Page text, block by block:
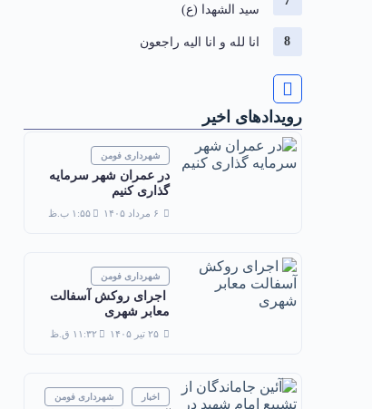
سید الشهدا (ع)
انا لله و انا الیه راجعون
رویدادهای اخیر
شهرداری فومن
در عمران شهر سرمایه
گذاری کنیم
۶ مرداد ۱۴۰۵ ۱:۵۵ ب.ظ
شهرداری فومن
معابر شهری
۲۵ تیر ۱۴۰۵ ۱۱:۳۲ ق.ظ
اخبار شهرداری فومن